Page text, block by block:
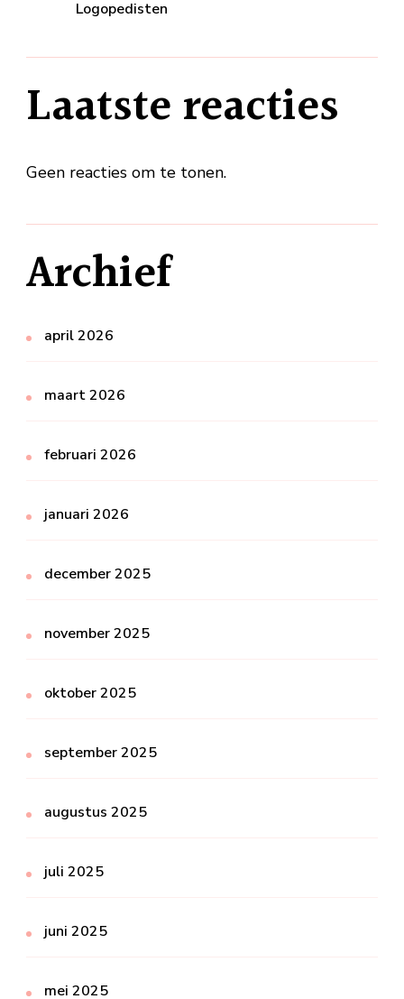
Logopedisten
Laatste reacties
Geen reacties om te tonen.
Archief
april 2026
maart 2026
februari 2026
januari 2026
december 2025
november 2025
oktober 2025
september 2025
augustus 2025
juli 2025
juni 2025
mei 2025